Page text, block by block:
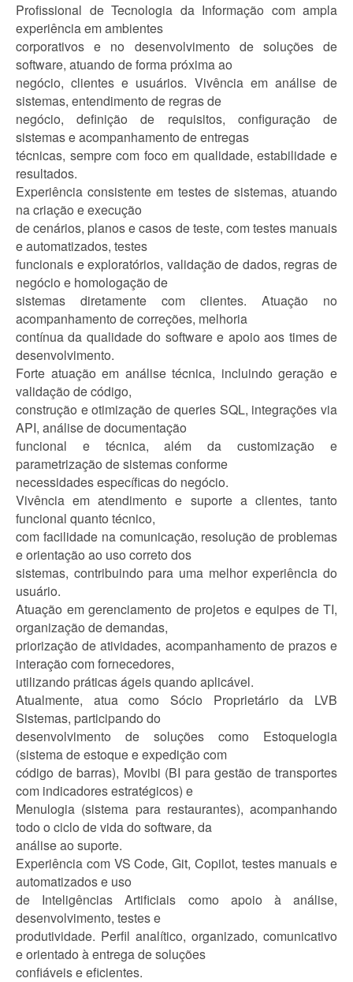
Profissional de Tecnologia da Informação com ampla
experiência em ambientes
corporativos e no desenvolvimento de soluções de
software, atuando de forma próxima ao
negócio, clientes e usuários. Vivência em análise de
sistemas, entendimento de regras de
negócio, definição de requisitos, configuração de
sistemas e acompanhamento de entregas
técnicas, sempre com foco em qualidade, estabilidade e
resultados.
Experiência consistente em testes de sistemas, atuando
na criação e execução
de cenários, planos e casos de teste, com testes manuais
e automatizados, testes
funcionais e exploratórios, validação de dados, regras de
negócio e homologação de
sistemas diretamente com clientes. Atuação no
acompanhamento de correções, melhoria
contínua da qualidade do software e apoio aos times de
desenvolvimento.
Forte atuação em análise técnica, incluindo geração e
validação de código,
construção e otimização de queries SQL, integrações via
API, análise de documentação
funcional e técnica, além da customização e
parametrização de sistemas conforme
necessidades específicas do negócio.
Vivência em atendimento e suporte a clientes, tanto
funcional quanto técnico,
com facilidade na comunicação, resolução de problemas
e orientação ao uso correto dos
sistemas, contribuindo para uma melhor experiência do
usuário.
Atuação em gerenciamento de projetos e equipes de TI,
organização de demandas,
priorização de atividades, acompanhamento de prazos e
interação com fornecedores,
utilizando práticas ágeis quando aplicável.
Atualmente, atua como Sócio Proprietário da LVB
Sistemas, participando do
desenvolvimento de soluções como Estoquelogia
(sistema de estoque e expedição com
código de barras), Movibi (BI para gestão de transportes
com indicadores estratégicos) e
Menulogia (sistema para restaurantes), acompanhando
todo o ciclo de vida do software, da
análise ao suporte.
Experiência com VS Code, Git, Copilot, testes manuais e
automatizados e uso
de Inteligências Artificiais como apoio à análise,
desenvolvimento, testes e
produtividade. Perfil analítico, organizado, comunicativo
e orientado à entrega de soluções
confiáveis e eficientes.